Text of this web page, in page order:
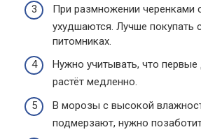
При размножении черенками
ухудшаются. Лучше покупать
питомниках.
Нужно учитывать, что первые
растёт медленно.
В морозы с высокой
подмерзают, нужно